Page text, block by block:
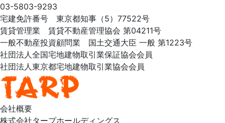
03-5803-9293
宅建免許番号 東京都知事（5）77522号
賃貸管理業 賃貸不動産管理協会 第04211号
一般不動産投資顧問業 国土交通大臣 一般 第1223号
社団法人全国宅地建物取引業保証協会会員
社団法人東京都宅地建物取引業協会会員
会社概要
株式会社タープホールディングス